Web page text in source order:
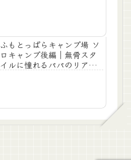
ふもとっぱらキャンプ場 ソ
ロキャンプ後編｜無骨スタ
イルに憧れるパパのリアル